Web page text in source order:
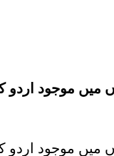
میں موجود اردو
میں موجود اردو